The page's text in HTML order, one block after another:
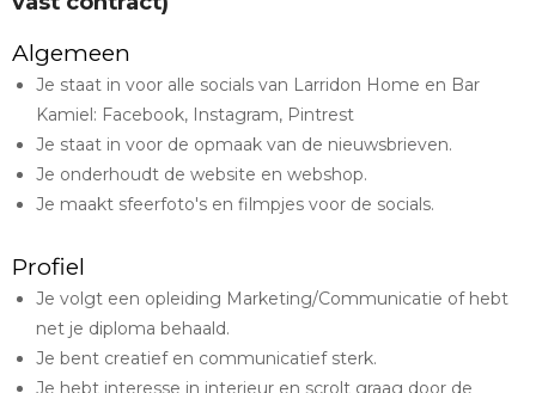
Algemeen
Je staat in voor alle socials van Larridon Home en Bar
Kamiel: Facebook, Instagram, Pintrest
Je staat in voor de opmaak van de nieuwsbrieven.
Je onderhoudt de website en webshop.
Je maakt sfeerfoto's en filmpjes voor de socials.
Profiel
Je volgt een opleiding Marketing/Communicatie of hebt
net je diploma behaald.
Je bent creatief en communicatief sterk.
Je hebt interesse in interieur en scrolt graag door de